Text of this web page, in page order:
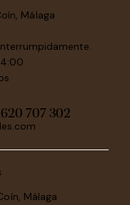
Málaga
620 707 302
Málaga